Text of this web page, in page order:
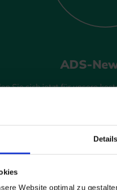
Details
Website optimal zu
ADS-
Sie sich jetzt für unsere
JETZT